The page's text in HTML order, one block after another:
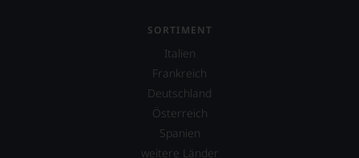
SORTIMENT
Italien
Frankreich
Deutschland
Österreich
Spanien
weitere Länder